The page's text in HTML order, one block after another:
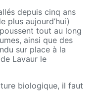
depuis cinq ans
plus aujourd’hui)
tout au long
ainsi que des
sur place à la
Lavaur le
biologique, il faut